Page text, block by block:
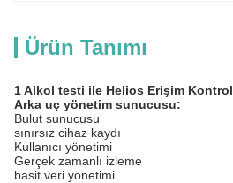
Ürün Tanımı
1 Alkol testi ile Helios Erişim
Arka uç yönetim sunucusu:
Bulut sunucusu
sınırsız cihaz kaydı
Kullanıcı yönetimi
Gerçek zamanlı izleme
basit veri yönetimi